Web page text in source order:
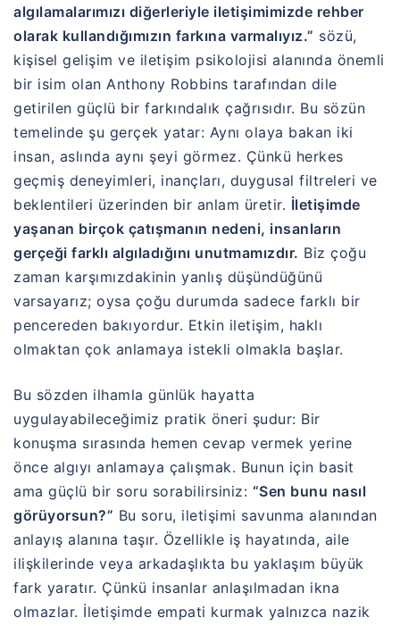
algılamalarımızı diğerleriyle iletişimimizde rehber
olarak kullandığımızın farkına varmalıyız.” sözü,
kişisel gelişim ve iletişim psikolojisi alanında önemli
bir isim olan Anthony Robbins tarafından dile
getirilen güçlü bir farkındalık çağrısıdır. Bu sözün
temelinde şu gerçek yatar: Aynı olaya bakan iki
insan, aslında aynı şeyi görmez. Çünkü herkes
geçmiş deneyimleri, inançları, duygusal filtreleri ve
beklentileri üzerinden bir anlam üretir. İletişimde
yaşanan birçok çatışmanın nedeni, insanların
gerçeği farklı algıladığını unutmamızdır. Biz çoğu
zaman karşımızdakinin yanlış düşündüğünü
varsayarız; oysa çoğu durumda sadece farklı bir
pencereden bakıyordur. Etkin iletişim, haklı
olmaktan çok anlamaya istekli olmakla başlar.
Bu sözden ilhamla günlük hayatta
uygulayabileceğimiz pratik öneri şudur: Bir
konuşma sırasında hemen cevap vermek yerine
önce algıyı anlamaya çalışmak. Bunun için basit
ama güçlü bir soru sorabilirsiniz: “Sen bunu nasıl
görüyorsun?” Bu soru, iletişimi savunma alanından
anlayış alanına taşır. Özellikle iş hayatında, aile
ilişkilerinde veya arkadaşlıkta bu yaklaşım büyük
fark yaratır. Çünkü insanlar anlaşılmadan ikna
olmazlar. İletişimde empati kurmak yalnızca nazik